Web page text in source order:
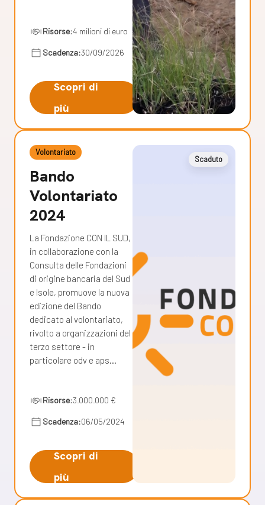
Risorse:4 milioni di euro
Scadenza:30/09/2026
Scopri di
più
Volontariato
Bando
Volontariato
2024
La Fondazione CON IL SUD,
in collaborazione con la
Consulta delle Fondazioni
di origine bancaria del Sud
e Isole, promuove la nuova
edizione del Bando
dedicato al volontariato,
rivolto a organizzazioni del
terzo settore - in
particolare odv e aps…
Risorse:3.000.000 €
Scadenza:06/05/2024
Scopri di
più
Scaduto